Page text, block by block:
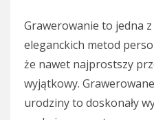
Grawerowanie to jedna
eleganckich metod
że nawet najprostszy
wyjątkowy.
urodziny to doskonały